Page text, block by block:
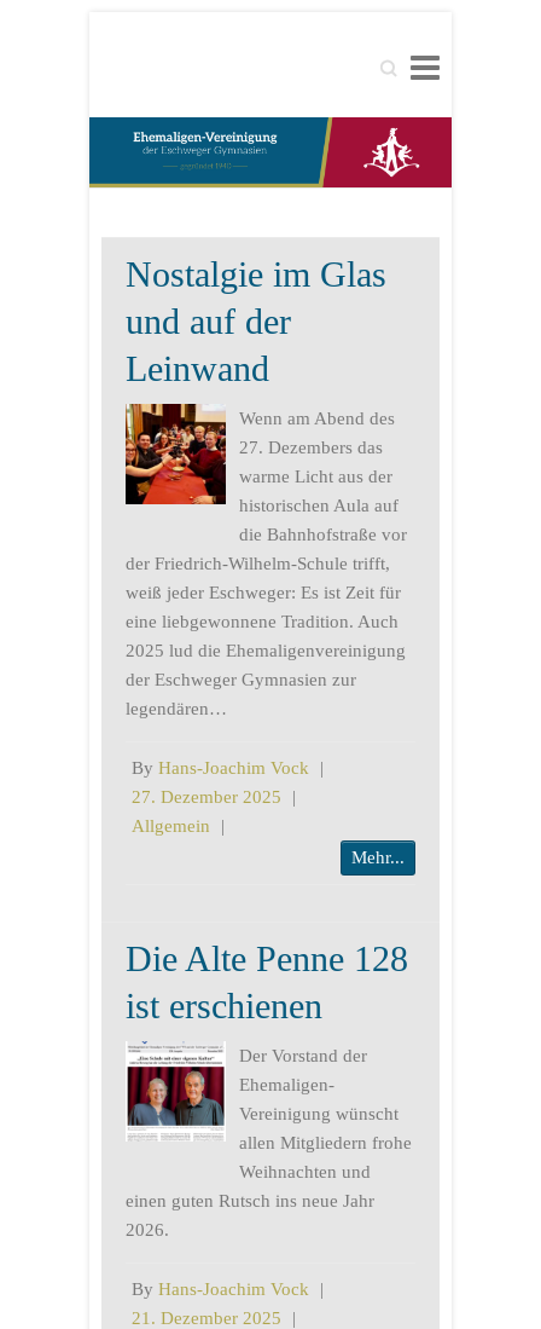
Search
Nostalgie im Glas
und auf der
Leinwand
Wenn am Abend des
27. Dezembers das
warme Licht aus der
historischen Aula auf
die Bahnhofstraße vor
der Friedrich-Wilhelm-Schule trifft,
weiß jeder Eschweger: Es ist Zeit für
eine liebgewonnene Tradition. Auch
2025 lud die Ehemaligenvereinigung
der Eschweger Gymnasien zur
legendären…
By Hans-Joachim Vock
|
27. Dezember 2025
|
Allgemein
|
Mehr...
Die Alte Penne 128
ist erschienen
Der Vorstand der
Ehemaligen-
Vereinigung wünscht
allen Mitgliedern frohe
Weihnachten und
einen guten Rutsch ins neue Jahr
2026.
By Hans-Joachim Vock
|
21. Dezember 2025
|